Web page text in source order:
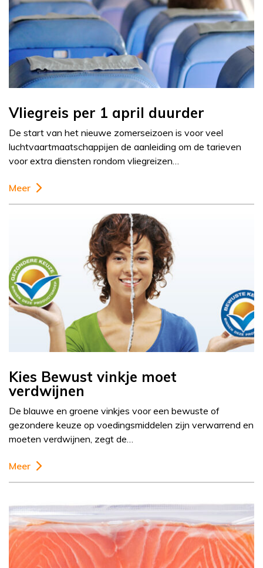
Vliegreis per 1 april duurder
De start van het nieuwe zomerseizoen is voor veel
luchtvaartmaatschappijen de aanleiding om de tarieven
voor extra diensten rondom vliegreizen…
Meer
Kies Bewust vinkje moet
verdwijnen
De blauwe en groene vinkjes voor een bewuste of
gezondere keuze op voedingsmiddelen zijn verwarrend en
moeten verdwijnen, zegt de…
Meer